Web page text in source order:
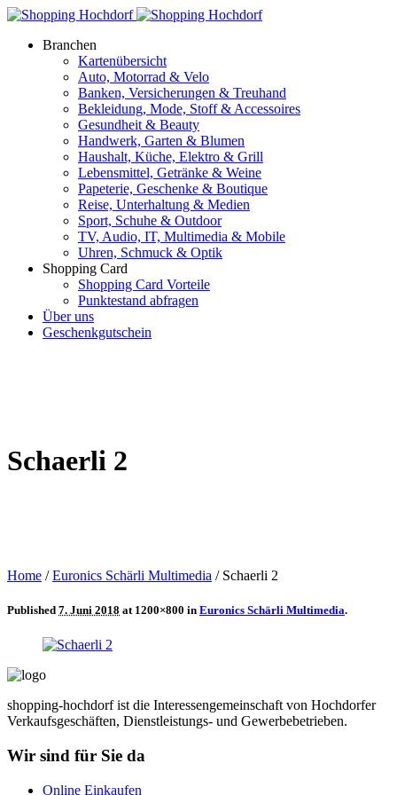
Branchen
Kartenübersicht
Auto, Motorrad & Velo
Banken, Versicherungen & Treuhand
Bekleidung, Mode, Stoff & Accessoires
Gesundheit & Beauty
Handwerk, Garten & Blumen
Haushalt, Küche, Elektro & Grill
Lebensmittel, Getränke & Weine
Papeterie, Geschenke & Boutique
Reise, Unterhaltung & Medien
Sport, Schuhe & Outdoor
TV, Audio, IT, Multimedia & Mobile
Uhren, Schmuck & Optik
Shopping Card
Shopping Card Vorteile
Punktestand abfragen
Über uns
Geschenkgutschein
Schaerli 2
Home /Euronics Schärli Multimedia / Schaerli 2
Published 7. Juni 2018 at 1200×800 in Euronics Schärli Multimedia.
shopping-hochdorf ist die Interessengemeinschaft von Hochdorfer
Verkaufsgeschäften, Dienstleistungs- und Gewerbebetrieben.
Wir sind für Sie da
Online Einkaufen